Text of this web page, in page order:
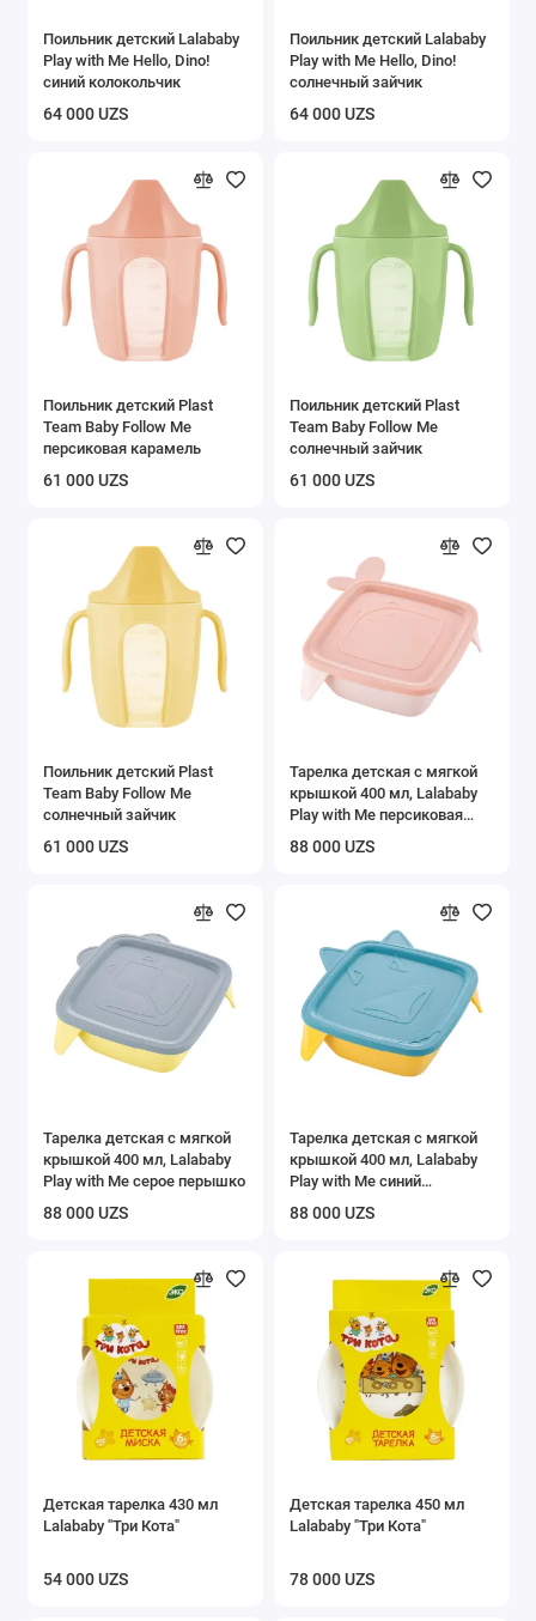
Поильник детский Lalababy
Play with Me Hello, Dino!
синий колокольчик
64 000 UZS
Поильник детский Lalababy
Play with Me Hello, Dino!
солнечный зайчик
64 000 UZS
Поильник детский Plast
Team Baby Follow Me
персиковая карамель
61 000 UZS
Поильник детский Plast
Team Baby Follow Me
солнечный зайчик
61 000 UZS
Поильник детский Plast
Team Baby Follow Me
солнечный зайчик
61 000 UZS
Тарелка детская с мягкой
крышкой 400 мл, Lalababy
Play with Me персиковая
88 000 UZS
Тарелка детская с мягкой
крышкой 400 мл, Lalababy
Play with Me серое перышко
88 000 UZS
Тарелка детская с мягкой
крышкой 400 мл, Lalababy
Play with Me синий
88 000 UZS
Детская тарелка 430 мл
Lalababy "Три Кота"
54 000 UZS
Детская тарелка 450 мл
Lalababy "Три Кота"
78 000 UZS